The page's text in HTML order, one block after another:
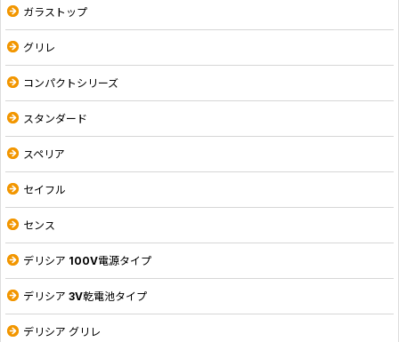
ガラストップ
グリレ
コンパクトシリーズ
スタンダード
スペリア
セイフル
センス
デリシア 100V電源タイプ
デリシア 3V乾電池タイプ
デリシア グリレ